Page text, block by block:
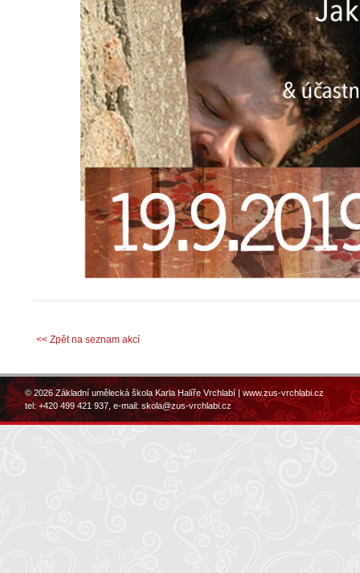
<< Zpět na seznam akcí
© 2026 Základní umělecká škola Karla Halíře Vrchlabí |www.zus-vrchlabi.cz
tel: +420 499 421 937, e-mail:skola@zus-vrchlabi.cz